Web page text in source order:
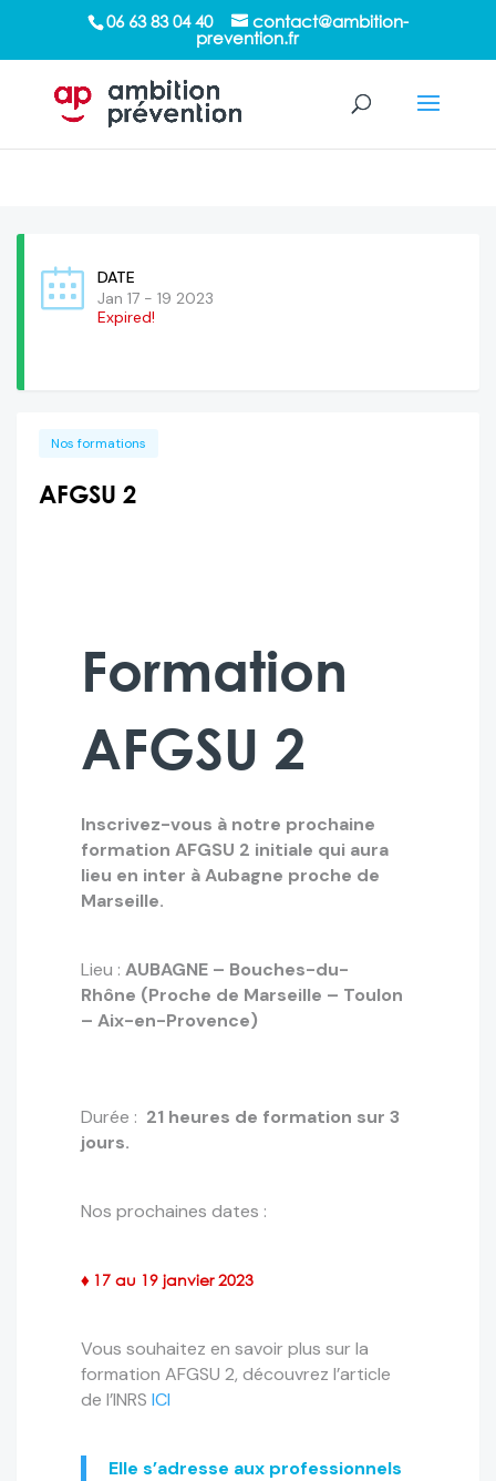
/*sticky sidebar*/06 63 83 04 40
contact@ambition-
prevention.fr
DATE
Jan 17 - 19 2023
Expired!
Nos formations
AFGSU 2
Formation
AFGSU 2
Inscrivez-vous à notre prochaine
formation AFGSU 2 initiale qui aura
lieu en inter à Aubagne proche de
Marseille.
Lieu : AUBAGNE – Bouches-du-
Rhône (Proche de Marseille – Toulon
– Aix-en-Provence)
Durée : 21 heures de formation sur 3
jours.
Nos prochaines dates :
♦ 17 au 19 janvier 2023
Vous souhaitez en savoir plus sur la
formation AFGSU 2, découvrez l’article
de l’INRS ICI
Elle s’adresse aux professionnels